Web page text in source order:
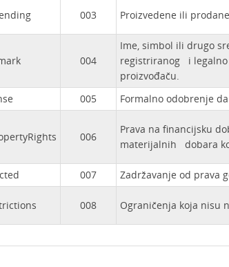
003 Proizvedene ili
004
Ime, simbol ili drugo
registriranog i
proizvođaču.
005
Formalno odobrenje
006
Prava na financijsku
materijalnih dobara
007
Zadržavanje od prava
008 Ograničenja koja nisu